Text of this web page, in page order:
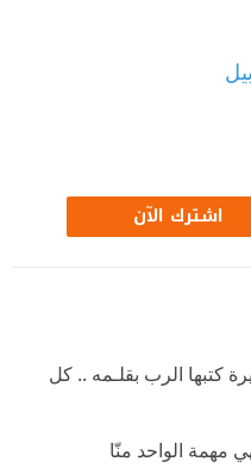
اشترك الآن
كتبها الرب بقلـمه .. كل
مهمة الواحد منّا‏